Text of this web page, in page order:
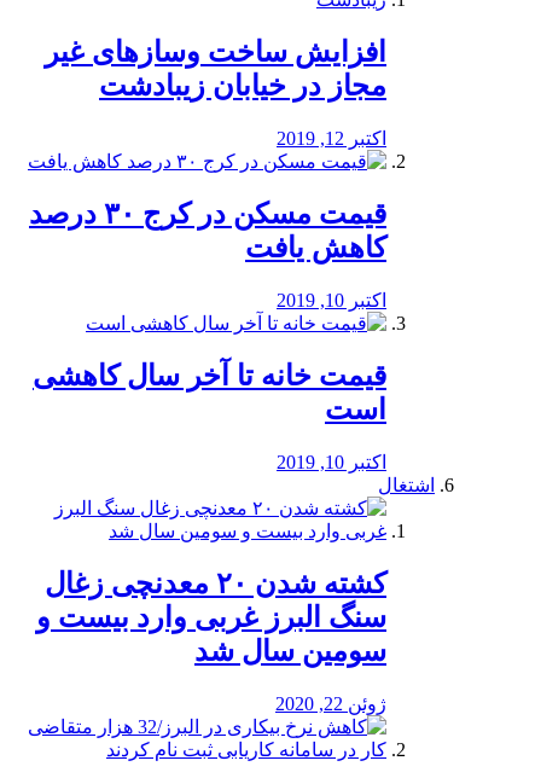
افزایش ساخت وسازهای غیر
مجاز در خیابان زیبادشت
اکتبر 12, 2019
️قیمت مسکن در کرج ۳۰ درصد
کاهش یافت
اکتبر 10, 2019
قیمت خانه تا آخر سال کاهشی
است
اکتبر 10, 2019
اشتغال
کشته شدن ۲۰ معدنچی زغال
سنگ البرز غربی وارد بیست و
سومین سال شد
ژوئن 22, 2020